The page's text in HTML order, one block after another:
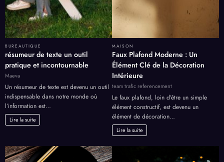
BUREAUTIQUE
résumeur de texte un outil
pratique et incontournable
Maeva
Un résumeur de texte est devenu un outil
indispensable dans notre monde où
l’information est…
Lire la suite
MAISON
Faux Plafond Moderne : Un
Élément Clé de la Décoration
Intérieure
team trafic referencement
Le faux plafond, loin d’être un simple
élément constructif, est devenu un
élément de décoration…
Lire la suite